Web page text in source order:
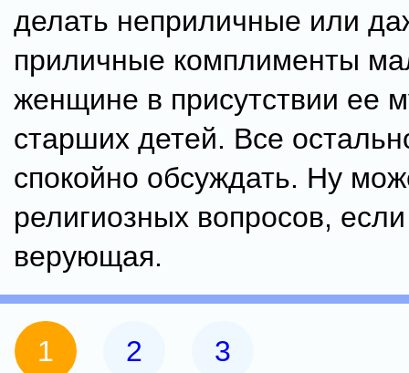
делать неприличные или
приличные комплименты
женщине в присутствии ее
старших детей. Все
спокойно обсуждать. Ну
религиозных вопросов,
верующая.
1 2 3